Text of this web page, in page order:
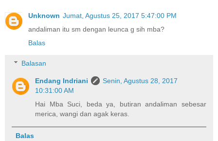
Unknown Jumat, Agustus 25, 2017 5:47:00 PM
andaliman itu sm dengan leunca g sih mba?
Balas
Balasan
Endang Indriani
Senin, Agustus 28, 2017
10:31:00 AM
Hai Mba Suci, beda ya, butiran andaliman sebesar
merica, wangi dan agak keras.
Balas